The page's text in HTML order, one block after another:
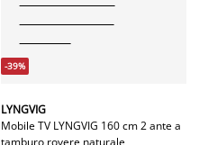
-39%
LYNGVIG
Mobile TV LYNGVIG 160 cm 2 ante a
tamburo rovere naturale